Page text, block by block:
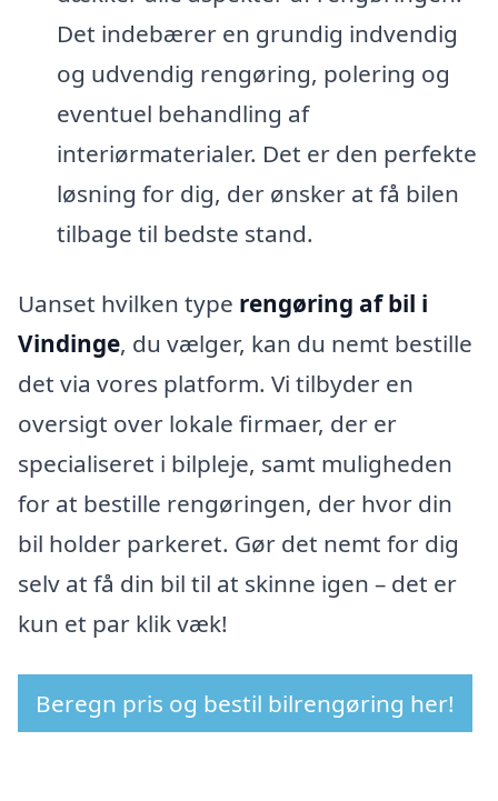
Det indebærer en grundig indvendig
og udvendig rengøring, polering og
eventuel behandling af
interiørmaterialer. Det er den perfekte
løsning for dig, der ønsker at få bilen
tilbage til bedste stand.
Uanset hvilken type rengøring af bil i
Vindinge, du vælger, kan du nemt bestille
det via vores platform. Vi tilbyder en
oversigt over lokale firmaer, der er
specialiseret i bilpleje, samt muligheden
for at bestille rengøringen, der hvor din
bil holder parkeret. Gør det nemt for dig
selv at få din bil til at skinne igen – det er
kun et par klik væk!
Beregn pris og bestil bilrengøring her!